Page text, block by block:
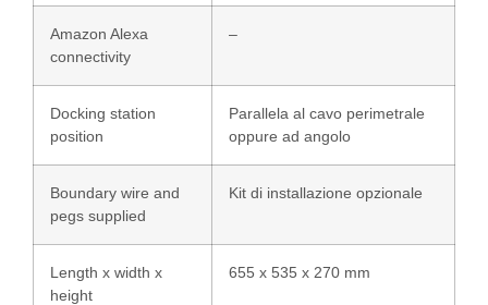
Amazon Alexa
connectivity
–
Docking station
position
Parallela al cavo perimetrale
oppure ad angolo
Boundary wire and
pegs supplied
Kit di installazione opzionale
Length x width x
height
655 x 535 x 270 mm